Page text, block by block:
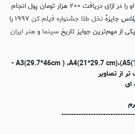
می‌گردد که تقاضای پردردسر او را در ازای دریافت ۲۰۰ هزار تومان پول انجام
جایزهٔ نخل طلا جشنواره فیلم کن
۱۹۹۷ را
از مهم‌ترین جوایز تاریخسینما و هنر ایران
- سایز تصاویر: (A3(29.7*46cm ) ،A4(21*29.7 cm)،(A5(14.8*21cm -
ای